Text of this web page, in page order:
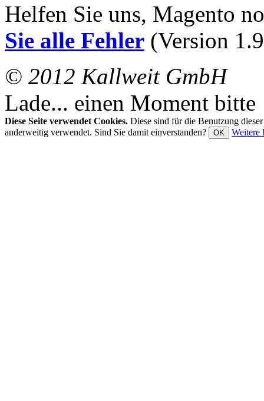
Helfen Sie uns, Magento
Sie alle Fehler (Version
© 2012 Kallweit GmbH
Lade... einen Moment bitte
Diese Seite verwendet Cookies. Diese sind für die Benutzung
anderweitig verwendet. Sind Sie damit einverstanden?
OK Weitere